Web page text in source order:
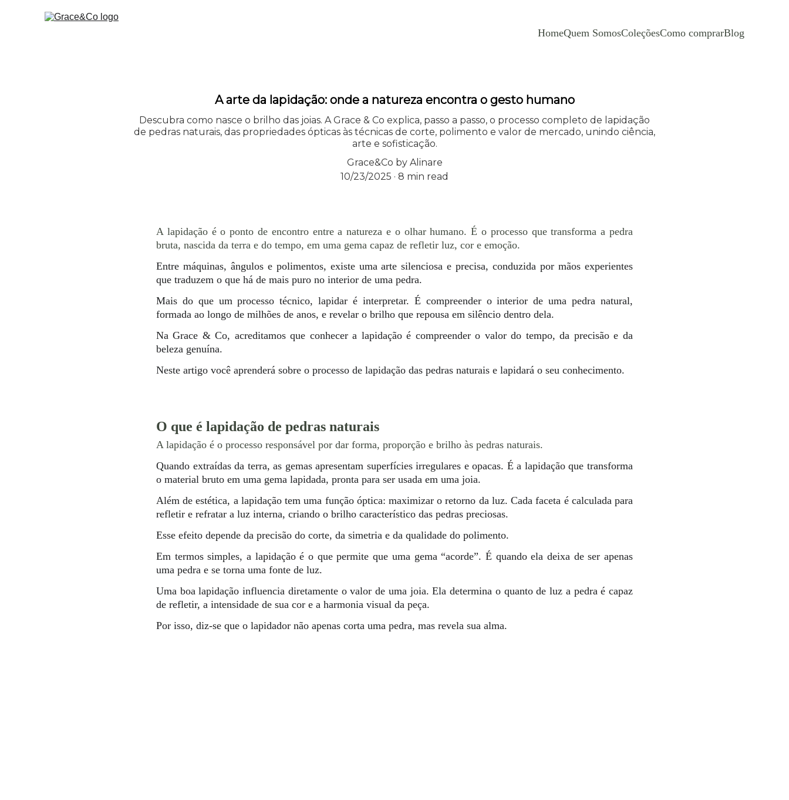
HomeQuem SomosColeçõesComo comprarBlog
A arte da lapidação: onde a natureza encontra o gesto humano
Descubra como nasce o brilho das joias. A Grace & Co explica, passo a passo, o processo completo de lapidação
de pedras naturais, das propriedades ópticas às técnicas de corte, polimento e valor de mercado, unindo ciência,
arte e sofisticação.
Grace&Co by Alinare
10/23/2025
8 min read
A lapidação é o ponto de encontro entre a natureza e o olhar humano. É o processo que transforma a pedra
bruta, nascida da terra e do tempo, em uma gema capaz de refletir luz, cor e emoção.
Entre máquinas, ângulos e polimentos, existe uma arte silenciosa e precisa, conduzida por mãos experientes
que traduzem o que há de mais puro no interior de uma pedra.
Mais do que um processo técnico, lapidar é interpretar. É compreender o interior de uma pedra natural,
formada ao longo de milhões de anos, e revelar o brilho que repousa em silêncio dentro dela.
Na Grace & Co, acreditamos que conhecer a lapidação é compreender o valor do tempo, da precisão e da
beleza genuína.
Neste artigo você aprenderá sobre o processo de lapidação das pedras naturais e lapidará o seu conhecimento.
O que é lapidação de pedras naturais
A lapidação é o processo responsável por dar forma, proporção e brilho às pedras naturais.
Quando extraídas da terra, as gemas apresentam superfícies irregulares e opacas. É a lapidação que transforma
o material bruto em uma gema lapidada, pronta para ser usada em uma joia.
Além de estética, a lapidação tem uma função óptica: maximizar o retorno da luz. Cada faceta é calculada para
refletir e refratar a luz interna, criando o brilho característico das pedras preciosas.
Esse efeito depende da precisão do corte, da simetria e da qualidade do polimento.
Em termos simples, a lapidação é o que permite que uma gema “acorde”. É quando ela deixa de ser apenas
uma pedra e se torna uma fonte de luz.
Uma boa lapidação influencia diretamente o valor de uma joia. Ela determina o quanto de luz a pedra é capaz
de refletir, a intensidade de sua cor e a harmonia visual da peça.
Por isso, diz-se que o lapidador não apenas corta uma pedra, mas revela sua alma.